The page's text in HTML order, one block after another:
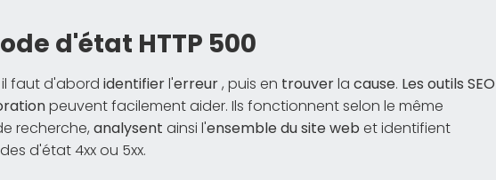
d'état HTTP 500
il faut d'abord identifierl'erreur, puis en trouverla cause. Les outils SEO
peuvent facilement aider. Ils fonctionnent selon le même
recherche, analysent ainsi l'ensemble du site web et identifient
d'état 4xx ou 5xx.